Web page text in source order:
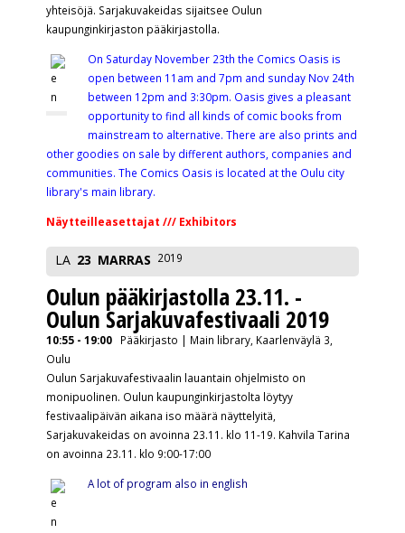
yhteisöjä. Sarjakuvakeidas sijaitsee Oulun
kaupunginkirjaston pääkirjastolla.
On Saturday November 23th the Comics Oasis is
open between 11am and 7pm and sunday Nov 24th
between 12pm and 3:30pm. Oasis gives a pleasant
opportunity to find all kinds of comic books from
mainstream to alternative. There are also prints and
other goodies on sale by different authors, companies and
communities. The Comics Oasis is located at the Oulu city
library's main library.
Näytteilleasettajat /// Exhibitors
LA 23 MARRAS 2019
Oulun pääkirjastolla 23.11. -
Oulun Sarjakuvafestivaali 2019
10:55 - 19:00
Pääkirjasto | Main library, Kaarlenväylä 3,
Oulu
Oulun Sarjakuvafestivaalin lauantain ohjelmisto on
monipuolinen. Oulun kaupunginkirjastolta löytyy
festivaalipäivän aikana iso määrä näyttelyitä,
Sarjakuvakeidas on avoinna 23.11. klo 11-19. Kahvila Tarina
on avoinna 23.11. klo 9:00-17:00
A lot of program also in english